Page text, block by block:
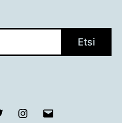
Etsi
Twitter Instagram